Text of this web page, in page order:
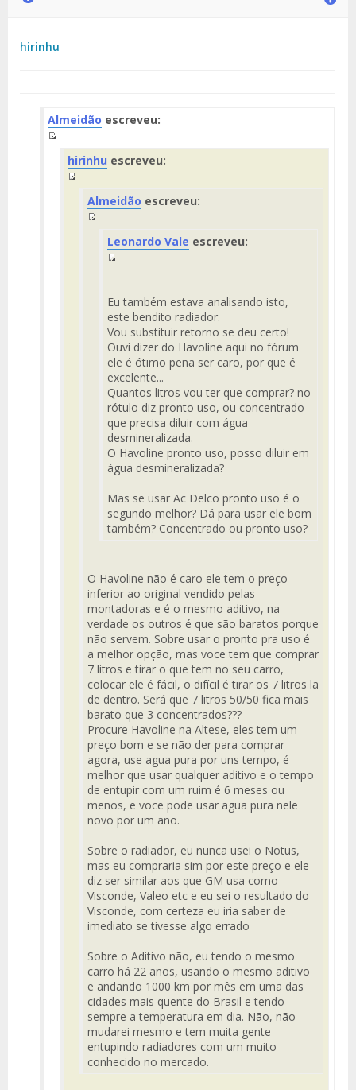
hirinhu
Almeidão escreveu:
Fuente
del
Mensaje
hirinhu escreveu:
del
Mensaje
Almeidão escreveu:
del
Mensaje
Leonardo Vale escreveu:
Mensaje
Eu também estava analisando isto,
este bendito radiador.
Vou substituir retorno se deu certo!
Ouvi dizer do Havoline aqui no fórum
ele é ótimo pena ser caro, por que é
excelente...
Quantos litros vou ter que comprar? no
rótulo diz pronto uso, ou concentrado
que precisa diluir com água
desmineralizada.
O Havoline pronto uso, posso diluir em
água desmineralizada?
Mas se usar Ac Delco pronto uso é o
segundo melhor? Dá para usar ele bom
também? Concentrado ou pronto uso?
O Havoline não é caro ele tem o preço
inferior ao original vendido pelas
montadoras e é o mesmo aditivo, na
verdade os outros é que são baratos porque
não servem. Sobre usar o pronto pra uso é
a melhor opção, mas voce tem que comprar
7 litros e tirar o que tem no seu carro,
colocar ele é fácil, o difícil é tirar os 7 litros la
de dentro. Será que 7 litros 50/50 fica mais
barato que 3 concentrados???
Procure Havoline na Altese, eles tem um
preço bom e se não der para comprar
agora, use agua pura por uns tempo, é
melhor que usar qualquer aditivo e o tempo
de entupir com um ruim é 6 meses ou
menos, e voce pode usar agua pura nele
novo por um ano.
Sobre o radiador, eu nunca usei o Notus,
mas eu compraria sim por este preço e ele
diz ser similar aos que GM usa como
Visconde, Valeo etc e eu sei o resultado do
Visconde, com certeza eu iria saber de
imediato se tivesse algo errado
Sobre o Aditivo não, eu tendo o mesmo
carro há 22 anos, usando o mesmo aditivo
e andando 1000 km por mês em uma das
cidades mais quente do Brasil e tendo
sempre a temperatura em dia. Não, não
mudarei mesmo e tem muita gente
entupindo radiadores com um muito
conhecido no mercado.